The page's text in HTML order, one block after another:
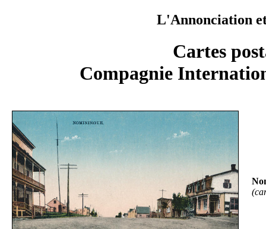
L'Annonciation
Cartes
Compagnie